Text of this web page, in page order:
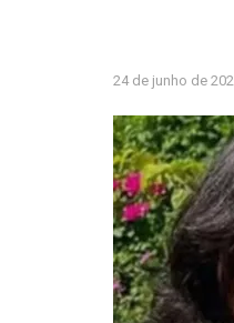
24 de junho de